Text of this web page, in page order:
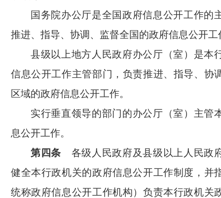
国务院办公厅是全国政府信息公开工作的
推进、指导、协调、监督全国的政府信息公开工
县级以上地方人民政府办公厅（室）是本
信息公开工作主管部门，负责推进、指导、协
区域的政府信息公开工作。
实行垂直领导的部门的办公厅（室）主管
息公开工作。
第四条 各级人民政府及县级以上人民政
健全本行政机关的政府信息公开工作制度，并
统称政府信息公开工作机构）负责本行政机关